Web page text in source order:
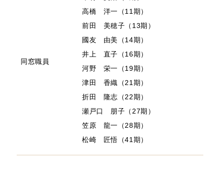
同窓職員
高橋 洋一（11期）
前田 美穂子（13期）
國友 由美（14期）
井上 直子（16期）
河野 栄一（19期）
津田 香織（21期）
折田 隆志（22期）
瀬戸口 朋子（27期）
笠原 龍一（28期）
松崎 匠悟（41期）